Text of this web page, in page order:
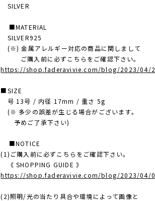
SILVER
■MATERIAL
SILVER925
(※) 金属アレルギー対応の商品に関しまして
ご購入前に必ずこちらをご確認下さい。
https://shop.faderavivie.com/blog/2023/04/
■SIZE
号 13号 / 内径 17mm / 重さ 5g
(※ 多少の誤差が生じる場合がございます。
予めご了承下さい)
■NOTICE
(1)ご購入前に必ずこちらをご確認下さい。
《 SHOPPING GUIDE 》
https://shop.faderavivie.com/blog/2023/04/
(2)照明/光の当たり具合や環境によって画像と